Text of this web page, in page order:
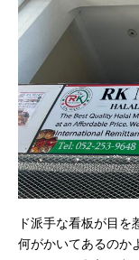
ド派手な看板が目を
何がかいてあるのか